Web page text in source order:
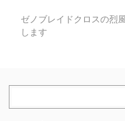
ゼノブレイドクロスの烈
します